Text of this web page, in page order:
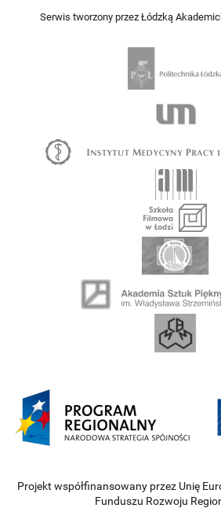
Serwis tworzony przez Łódzką
Projekt współfinansowany przez Unię
Funduszu Rozwoju